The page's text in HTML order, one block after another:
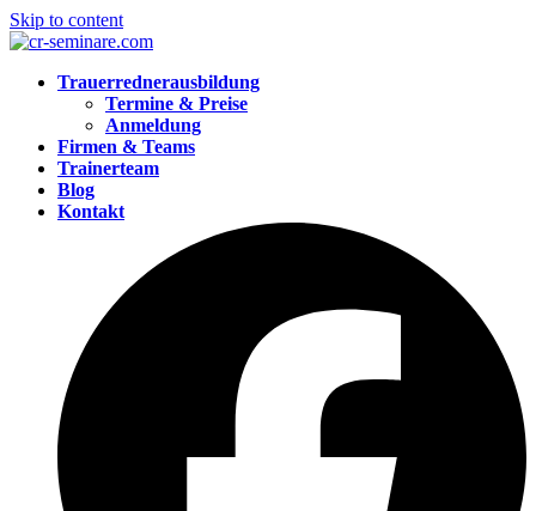
Skip to content
Trauerrednerausbildung
Termine & Preise
Anmeldung
Firmen & Teams
Trainerteam
Blog
Kontakt